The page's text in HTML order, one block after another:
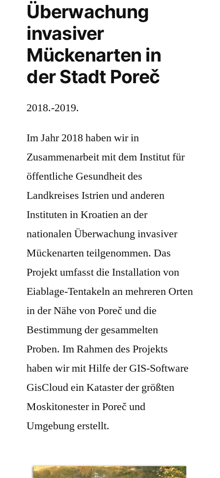
Überwachung
invasiver
Mückenarten in
der Stadt Poreč
2018.-2019.
Im Jahr 2018 haben wir in
Zusammenarbeit mit dem Institut für
öffentliche Gesundheit des
Landkreises Istrien und anderen
Instituten in Kroatien an der
nationalen Überwachung invasiver
Mückenarten teilgenommen. Das
Projekt umfasst die Installation von
Eiablage-Tentakeln an mehreren Orten
in der Nähe von Poreč und die
Bestimmung der gesammelten
Proben. Im Rahmen des Projekts
haben wir mit Hilfe der GIS-Software
GisCloud ein Kataster der größten
Moskitonester in Poreč und
Umgebung erstellt.